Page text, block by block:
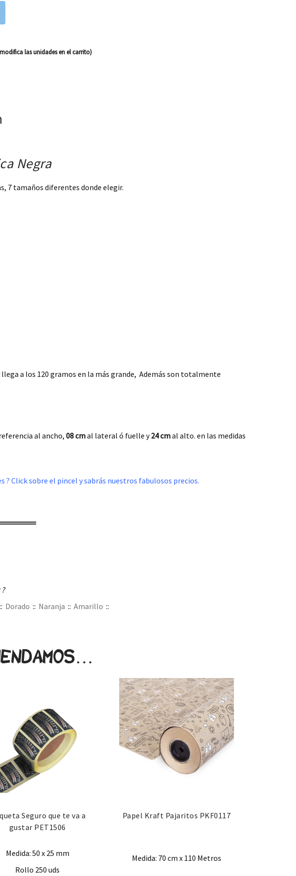
las unidades en el carrito)
Negra
7 tamaños diferentes donde elegir.
llega a los 120 gramos en la más grande, Además son totalmente
al ancho,08 cmal lateral ó fuelle y24 cmal alto. en las medidas
Click sobre el pincel y sabrás nuestros fabulosos precios.
:: Dorado :: Naranja :: Amarillo ::
Seguro que te va a
gustar PET1506
Medida: 50 x 25 mm
Rollo 250 uds
Papel Kraft Pajaritos PKF0117
Medida: 70 cm x 110 Metros